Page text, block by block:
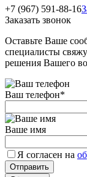
+7 (967) 591-88-16
Заказать звонок
Оставьте Ваше
специалисты
решения Вашего
Ваш телефон*
Ваше имя
Я согласен на